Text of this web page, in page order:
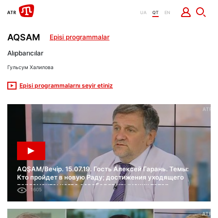
UA QT EN
AQSAM Episi programmalar
AQŞAM/Вечір. 15.07.19. Гость Алексей Гарань. Темы:
Кто пройдет в новую Раду; достижения уходящего
парламента; когда освободят крымских татар.
1605
Alıpbarıcılar
Гульсум Халилова
Episi programmalarnı seyir etiniz